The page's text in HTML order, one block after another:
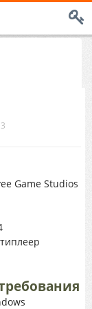
Game Studios